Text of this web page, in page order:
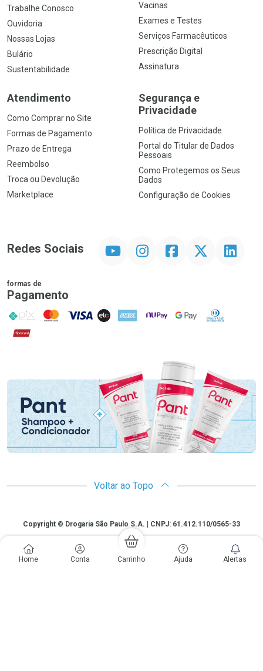
Home Conta Carrinho Ajuda Alertas
Trabalhe Conosco
Ouvidoria
Nossas Lojas
Bulário
Sustentabilidade
Vacinas
Exames e Testes
Serviços Farmacêuticos
Prescrição Digital
Assinatura
Atendimento
Como Comprar no Site
Formas de Pagamento
Prazo de Entrega
Reembolso
Troca ou Devolução
Marketplace
Segurança e
Privacidade
Política de Privacidade
Portal do Titular de Dados
Pessoais
Como Protegemos os Seus
Dados
Configuração de Cookies
Redes Sociais InstagramFacebookTwitter Linkedin
formas de
Pagamento
PIX MasterCard
VISA ELO AMEX NuPay Google PayDiners Club
Hipercard
Voltar ao Topo
CopyrightCopyright © Drogaria São Paulo S.A. | CNPJ: 61.412.110/0565-33
São Paulo - SP: Avenida Renata, 60, Chácara Belenzinho - Vila Formosa
Gislaine Lima Meo CRF 40.354 | 24 horas| Autorização de funcionamento:
Processo: 2531.559767/2014-90 Autorização/MS: 7.31847.3 | As